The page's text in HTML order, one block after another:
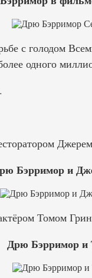
с голодом
одного
Бэрримор и
Томом
Дрю Бэрримор и